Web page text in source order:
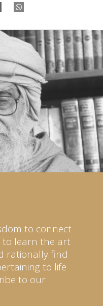
to connect
to learn the art
rationally find
to life
to our